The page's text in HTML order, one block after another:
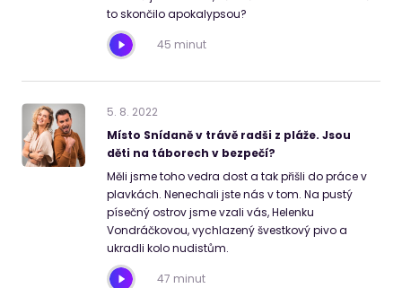
to skončilo apokalypsou?
45 minut
5. 8. 2022
Místo Snídaně v trávě radši z pláže. Jsou
děti na táborech v bezpečí?
Měli jsme toho vedra dost a tak přišli do práce v
plavkách. Nenechali jste nás v tom. Na pustý
písečný ostrov jsme vzali vás, Helenku
Vondráčkovou, vychlazený švestkový pivo a
ukradli kolo nudistům.
47 minut